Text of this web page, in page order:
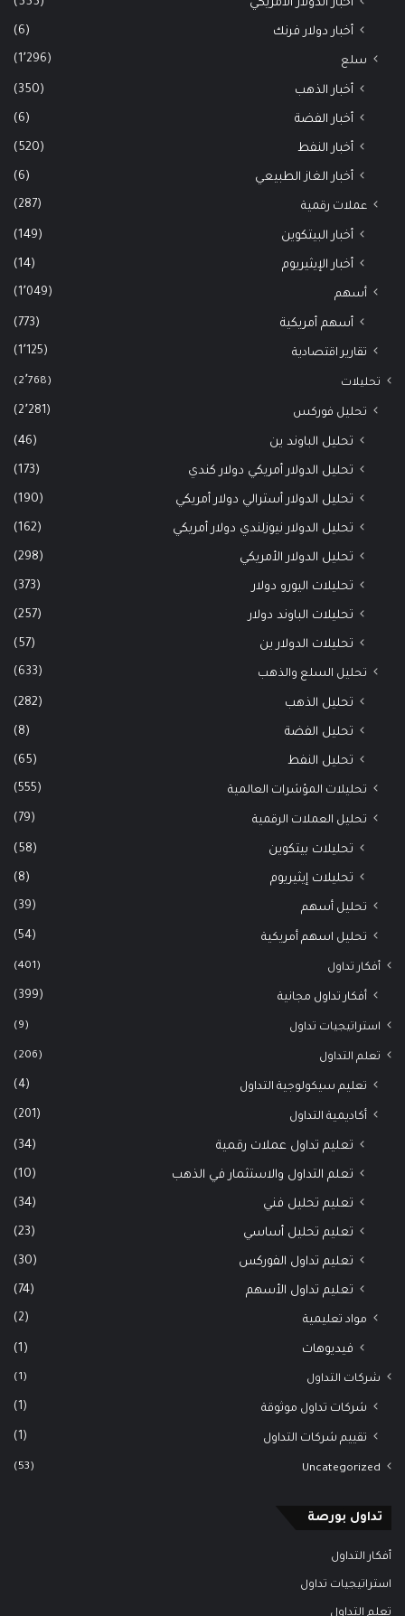
أخبار الدولار الأمريكي
أخبار دولار فرنك (6)
سلع (1٬296)
أخبار الذهب (350)
أخبار الفضة (6)
أخبار النفط (520)
أخبار الغاز الطبيعي (6)
عملات رقمية (287)
أخبار البيتكوين (149)
أخبار الإيثيريوم (14)
أسهم (1٬049)
أسهم أمريكية (773)
تقارير اقتصادية (1٬125)
تحليلات (2٬768)
تحليل فوركس (2٬281)
تحليل الباوند ين (46)
تحليل الدولار أمريكي دولار كندي (173)
تحليل الدولار أسترالي دولار أمريكي (190)
تحليل الدولار نيوزلندي دولار أمريكي (162)
تحليل الدولار الأمريكي (298)
تحليلات اليورو دولار (373)
تحليلات الباوند دولار (257)
تحليلات الدولار ين (57)
تحليل السلع والذهب (633)
تحليل الذهب (282)
تحليل الفضة (8)
تحليل النفط (65)
تحليلات المؤشرات العالمية (555)
تحليل العملات الرقمية (79)
تحليلات بيتكوين (58)
تحليلات إيثيريوم (8)
تحليل أسهم (39)
تحليل اسهم أمريكية (54)
أفكار تداول (401)
أفكار تداول مجانية (399)
استراتيجيات تداول (9)
تعلم التداول (206)
تعليم سيكولوجية التداول (4)
أكاديمية التداول (201)
تعليم تداول عملات رقمية (34)
تعلم التداول والاستثمار في الذهب (10)
تعليم تحليل فني (34)
تعليم تحليل أساسي (23)
تعليم تداول الفوركس (30)
تعليم تداول الأسهم (74)
مواد تعليمية (2)
فيديوهات (1)
شركات التداول (1)
شركات تداول موثوقة (1)
تقييم شركات التداول (1)
Uncategorized
(53)
تداول بورصة
أفكار التداول
استراتيجيات تداول
تعلم التداول